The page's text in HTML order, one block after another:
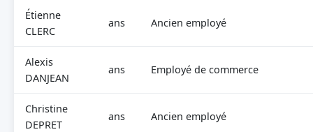
Étienne
CLERC
ans Ancien employé
Alexis
DANJEAN
ans Employé de commerce
Christine
DEPRET
ans Ancien employé